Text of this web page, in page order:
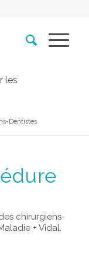
les
Dentistes
chirurgiens-
+ Vidal.